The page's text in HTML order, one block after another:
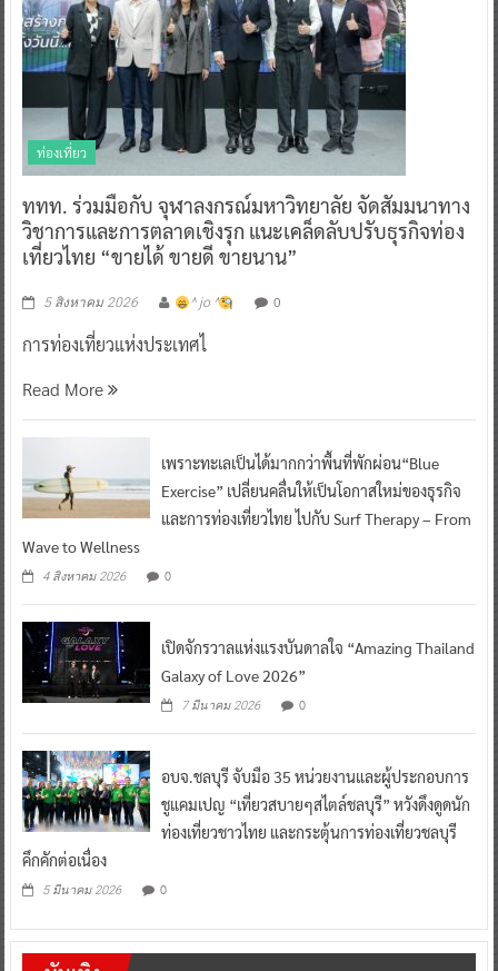
ท่องเที่ยว
ททท. ร่วมมือกับ จุฬาลงกรณ์มหาวิทยาลัย จัดสัมมนาทาง
วิชาการและการตลาดเชิงรุก แนะเคล็ดลับปรับธุรกิจท่อง
เที่ยวไทย “ขายได้ ขายดี ขายนาน”
5 สิงหาคม 2026 ^ jo ^ 0
การท่องเที่ยวแห่งประเทศไ
Read More
เพราะทะเลเป็นได้มากกว่าพื้นที่พักผ่อน“Blue
Exercise” เปลี่ยนคลื่นให้เป็นโอกาสใหม่ของธุรกิจ
และการท่องเที่ยวไทย ไปกับ Surf Therapy – From
Wave to Wellness
4 สิงหาคม 2026 0
เปิดจักรวาลแห่งแรงบันดาลใจ “Amazing Thailand
Galaxy of Love 2026”
7 มีนาคม 2026 0
อบจ.ชลบุรี จับมือ 35 หน่วยงานและผู้ประกอบการ
ชูแคมเปญ “เที่ยวสบายๆสไตล์ชลบุรี” หวังดึงดูดนัก
ท่องเที่ยวชาวไทย และกระตุ้นการท่องเที่ยวชลบุรี
คึกคักต่อเนื่อง
5 มีนาคม 2026 0